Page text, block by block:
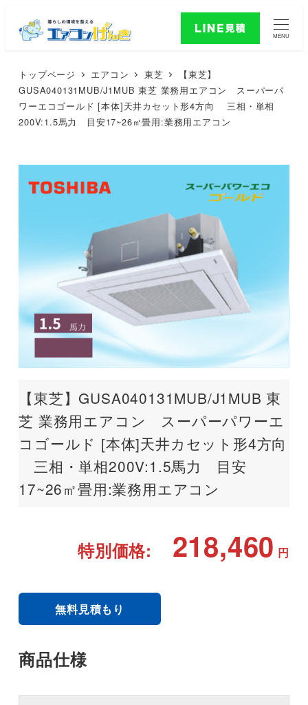
MENU
トップページ エアコン 東芝
【東芝】
GUSA040131MUB/J1MUB 東芝 業務用エアコン スーパーパ
ワーエコゴールド [本体]天井カセット形4方向 三相・単相
200V:1.5馬力 目安17~26㎡畳用:業務用エアコン
【東芝】GUSA040131MUB/J1MUB 東
芝 業務用エアコン スーパーパワーエ
コゴールド [本体]天井カセット形4方向
三相・単相200V:1.5馬力 目安
17~26㎡畳用:業務用エアコン
特別価格: 218,460 円
無料見積もり
商品仕様